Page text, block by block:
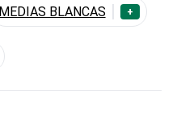
MEDIAS BLANCAS +